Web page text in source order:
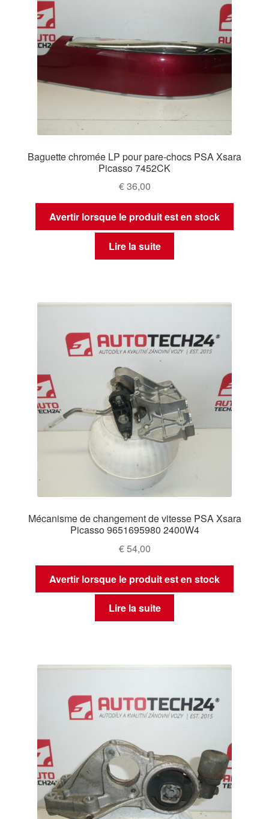
Baguette chromée LP pour pare-chocs PSA Xsara
Picasso 7452CK
€36,00
Avertir lorsque le produit est en stock
Lire la suite
Mécanisme de changement de vitesse PSA Xsara
Picasso 9651695980 2400W4
€54,00
Avertir lorsque le produit est en stock
Lire la suite